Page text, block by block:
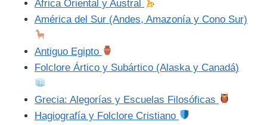
África Oriental y Austral
América del Sur (Andes, Amazonía y Cono Sur)
Antiguo Egipto
Folclore Ártico y Subártico (Alaska y Canadá)
Grecia: Alegorías y Escuelas Filosóficas
Hagiografía y Folclore Cristiano